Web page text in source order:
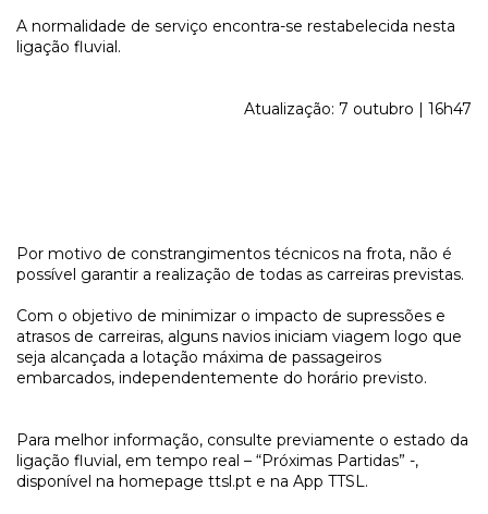
A normalidade de serviço encontra-se restabelecida nesta
ligação fluvial.
Atualização: 7 outubro | 16h47
Por motivo de constrangimentos técnicos na frota, não é
possível garantir a realização de todas as carreiras previstas.
Com o objetivo de minimizar o impacto de supressões e
atrasos de carreiras, alguns navios iniciam viagem logo que
seja alcançada a lotação máxima de passageiros
embarcados, independentemente do horário previsto.
Para melhor informação, consulte previamente o estado da
ligação fluvial, em tempo real – “Próximas Partidas” -,
disponível na homepage ttsl.pt e na App TTSL.